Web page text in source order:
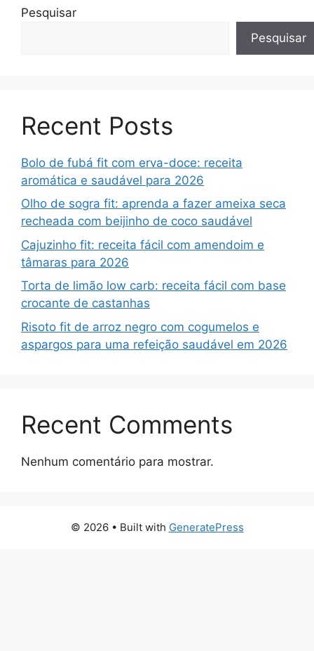
Pesquisar
Pesquisar
Recent Posts
Bolo de fubá fit com erva-doce: receita
aromática e saudável para 2026
Olho de sogra fit: aprenda a fazer ameixa seca
recheada com beijinho de coco saudável
Cajuzinho fit: receita fácil com amendoim e
tâmaras para 2026
Torta de limão low carb: receita fácil com base
crocante de castanhas
Risoto fit de arroz negro com cogumelos e
aspargos para uma refeição saudável em 2026
Recent Comments
Nenhum comentário para mostrar.
© 2026 • Built with GeneratePress